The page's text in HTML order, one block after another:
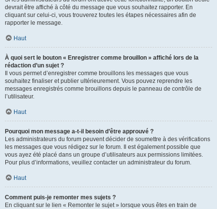
devrait être affiché à côté du message que vous souhaitez rapporter. En
cliquant sur celui-ci, vous trouverez toutes les étapes nécessaires afin de
rapporter le message.
Haut
À quoi sert le bouton « Enregistrer comme brouillon » affiché lors de la
rédaction d’un sujet ?
Il vous permet d’enregistrer comme brouillons les messages que vous
souhaitez finaliser et publier ultérieurement. Vous pouvez reprendre les
messages enregistrés comme brouillons depuis le panneau de contrôle de
l’utilisateur.
Haut
Pourquoi mon message a-t-il besoin d’être approuvé ?
Les administrateurs du forum peuvent décider de soumettre à des vérifications
les messages que vous rédigez sur le forum. Il est également possible que
vous ayez été placé dans un groupe d’utilisateurs aux permissions limitées.
Pour plus d’informations, veuillez contacter un administrateur du forum.
Haut
Comment puis-je remonter mes sujets ?
En cliquant sur le lien « Remonter le sujet » lorsque vous êtes en train de